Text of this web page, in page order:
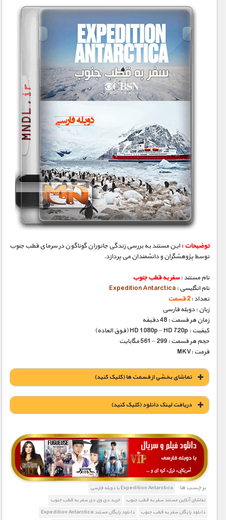
سازه/ معماری/ مهندسی
سرگرمی
شناخت کودکان
طبیعت
علم و فناوری
فرهنگ / هنر
گردشگری
ماورایی
مسابقات / ورزشی
مستند های اختصاصی
توضیحات :این مستند به بررسی زندگی جانوران گوناگون در سرمای قطب جنوب
توسط پژوهشگران و دانشمندان می پردازد.
نام مستند :سفر به قطب جنوب
نام انگلیسی : Expedition Antarctica
تعداد :2 قسمت
زبان : دوبله فارسی
زمان هر قسمت : 48 دقیقه
کیفیت : HD 1080p – HD 720p (فوق العاده)
حجم هر قسمت : 299 – 561 مگابایت
فرمت :MKV
تماشای بخشی از قسمت ها (کلیک کنید)
دریافت لينک دانلود (کليک کنيد)
1900 تومان – دانلود زندگی در لبه حیات (افزودن به سبد خريد)
برچسب ها:
Expedition Antarctica با دوبله فارسی
تماشای آنلاین مستند سفر به قطب جنوب
خرید دی وی دی سفر به قطب جنوب
دانلود رایگان سفر به قطب جنوب
دانلود رایگان مستند Expedition Antarctica